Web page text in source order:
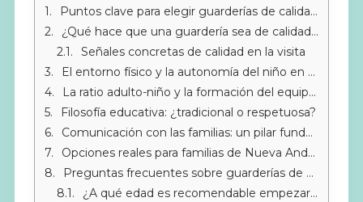
Puntos clave para elegir guarderías de calidad en Nueva Andalucía
¿Qué hace que una guardería sea de calidad? Los criterios esenciales
Señales concretas de calidad en la visita
El entorno físico y la autonomía del niño en Nueva Andalucía
La ratio adulto-niño y la formación del equipo docente
Filosofía educativa: ¿tradicional o respetuosa?
Comunicación con las familias: un pilar fundamental
Opciones reales para familias de Nueva Andalucía
Preguntas frecuentes sobre guarderías de calidad en Nueva Andalucía
¿A qué edad es recomendable empezar la guardería?